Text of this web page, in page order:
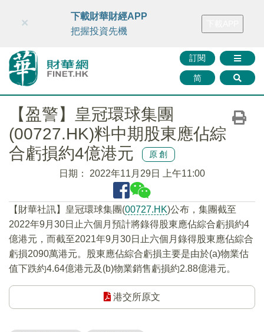
財華智庫網 FINTV FINMETA 財華證券 媒體矩陣
訂閱
简
×
下載財華財經APP
把握投資先機
【盈警】皇冠環球集團
(00727.HK)料中期股東應佔綜
合虧損約4億港元
原創
日期： 2022年11月29日 上午11:00
【財華社訊】皇冠環球集團(00727.HK)公布，集團截至
2022年9月30日止六個月預計將錄得股東應佔綜合虧損約4
億港元，而截至2021年9月30日止六個月錄得股東應佔綜合
虧損2090萬港元。股東應佔綜合虧損主要是由於(a)物業估
值下跌約4.64億港元及(b)物業銷售虧損約2.88億港元。
港交所原文